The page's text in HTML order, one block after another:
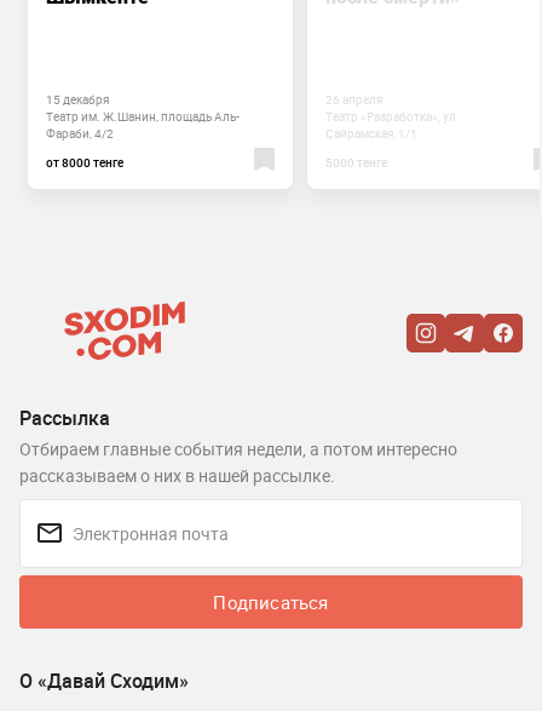
15 декабря
Театр им. Ж.Шанин, площадь Аль-
Фараби, 4/2
от 8000 тенге
26 апреля
Театр «Разработка», ул.
Сайрамская, 1/1
5000 тенге
Рассылка
Отбираем главные события недели, а потом интересно
рассказываем о них в нашей рассылке.
Подписаться
О «Давай Сходим»